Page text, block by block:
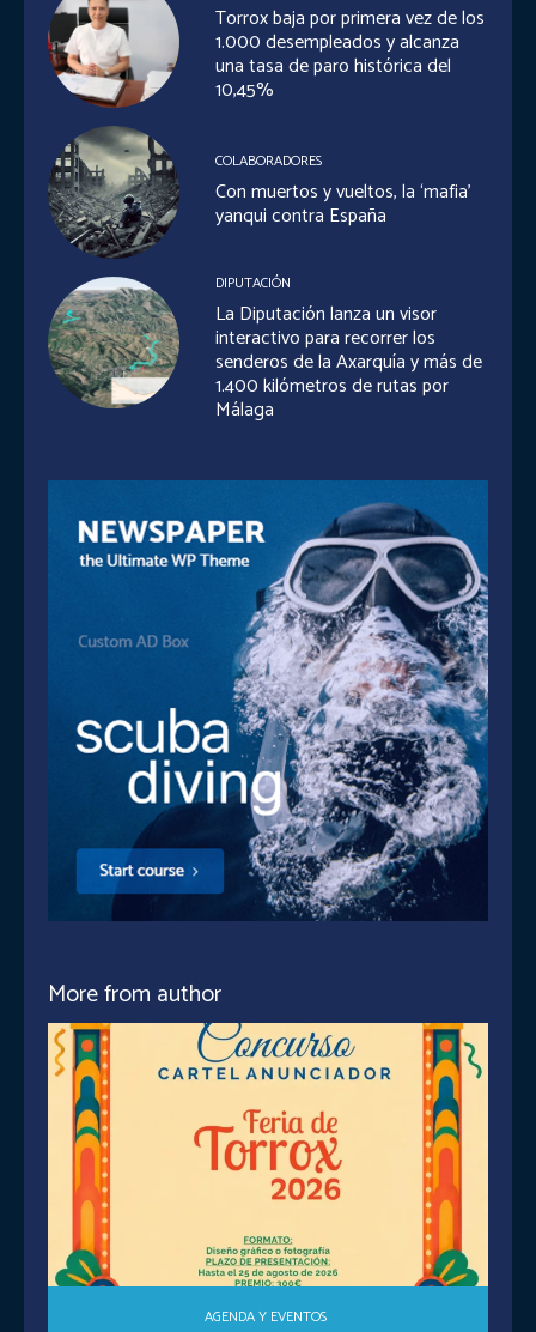
Torrox baja por primera vez de los
1.000 desempleados y alcanza
una tasa de paro histórica del
10,45%
COLABORADORES
Con muertos y vueltos, la ‘mafia’
yanqui contra España
DIPUTACIÓN
La Diputación lanza un visor
interactivo para recorrer los
senderos de la Axarquía y más de
1.400 kilómetros de rutas por
Málaga
More from author
AGENDA Y EVENTOS